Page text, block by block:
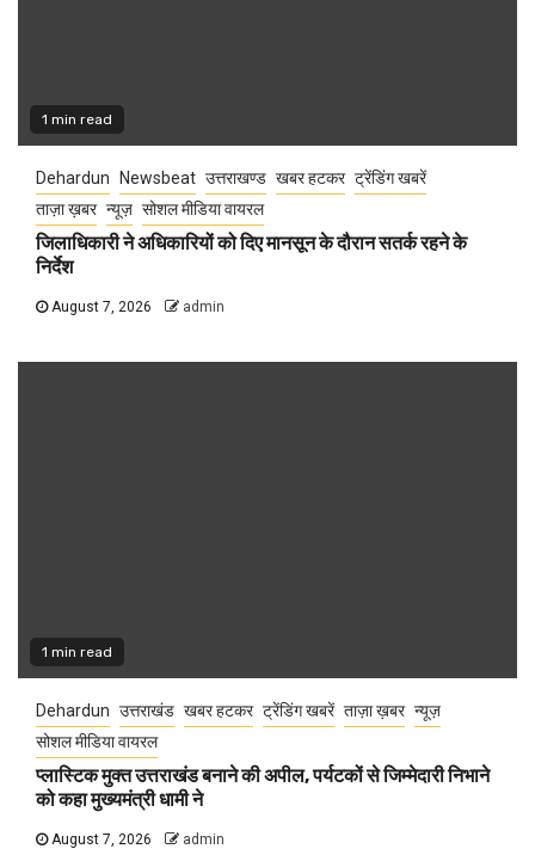
1 min read
Dehardun Newsbeat उत्तराखण्ड खबर हटकर ट्रेंडिंग खबरें
ताज़ा ख़बर न्यूज़ सोशल मीडिया वायरल
जिलाधिकारी ने अधिकारियों को दिए मानसून के दौरान सतर्क रहने के
निर्देश
August 7, 2026 admin
1 min read
Dehardun उत्तराखंड खबर हटकर ट्रेंडिंग खबरें ताज़ा ख़बर न्यूज़
सोशल मीडिया वायरल
प्लास्टिक मुक्त उत्तराखंड बनाने की अपील, पर्यटकों से जिम्मेदारी निभाने
को कहा मुख्यमंत्री धामी ने
August 7, 2026 admin